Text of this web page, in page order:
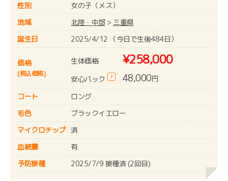
性別
女の子（メス）
地域
北陸・中部> 三重県
誕生日
2025/4/12 （今日で生後484日）
価格
[税込価格]
生体価格 ¥258,000
安心パック ? 48,000円
コート
ロング
毛色
ブラックイエロー
マイクロチップ 済
血統書
有
予防接種
2025/7/9 接種済 (2回目)